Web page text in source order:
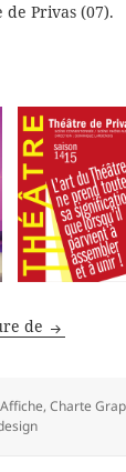
de Privas (07).
de Théâtre
Catégories
Affiche,Charte